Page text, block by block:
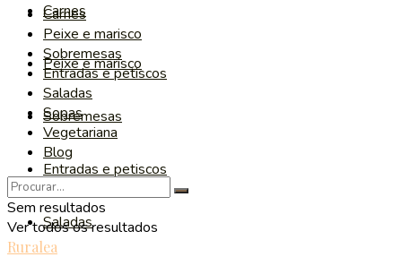
Carnes
Peixe e marisco
Sobremesas
Entradas e petiscos
Saladas
Carnes
Peixe e marisco
Sobremesas
Entradas e petiscos
Saladas
Sopas
Vegetariana
Blog
Sem resultados
Ver todos os resultados
Ruralea